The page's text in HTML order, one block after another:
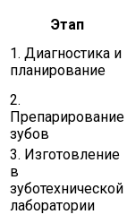
Этап
1. Диагностика и
планирование
2.
Препарирование
зубов
3. Изготовление
в
зуботехнической
лаборатории